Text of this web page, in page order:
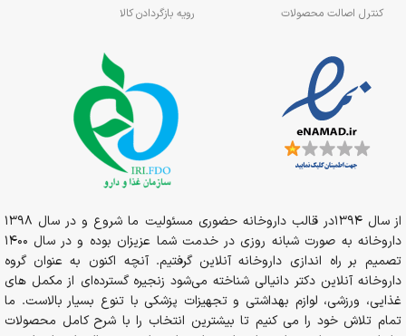
کنترل اصالت محصولات
رویه بازگردادن کالا
از سال 1394در قالب داروخانه حضوری مسئولیت ما شروع و در سال 1398
داروخانه به صورت شبانه روزی در خدمت شما عزیزان بوده و در سال 1400
تصمیم بر راه اندازی داروخانه آنلاین گرفتیم. آنچه اکنون به عنوان گروه
داروخانه آنلاین دکتر دانیالی شناخته می‌شود زنجیره گسترده‌ای از مکمل های
غذایی، ورزشی، لوازم بهداشتی و تجهیزات پزشکی با تنوع بسیار بالاست. ما
تمام تلاش خود را می کنیم تا بیشترین انتخاب را با شرح کامل محصولات